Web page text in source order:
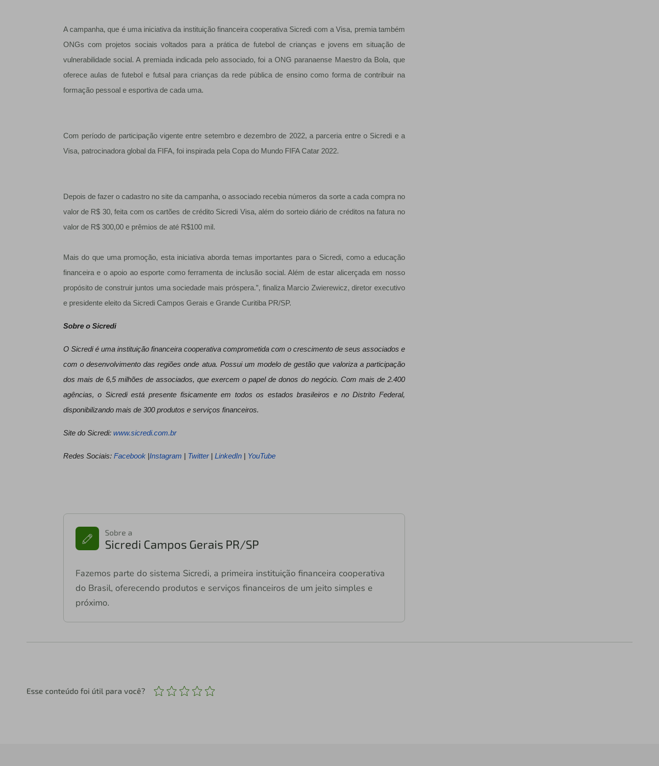
A campanha, que é uma iniciativa da instituição financeira cooperativa Sicredi com a Visa, premia também
ONGs com projetos sociais voltados para a prática de futebol de crianças e jovens em situação de
vulnerabilidade social. A premiada indicada pelo associado, foi a ONG paranaense Maestro da Bola, que
oferece aulas de futebol e futsal para crianças da rede pública de ensino como forma de contribuir na
formação pessoal e esportiva de cada uma.
Com período de participação vigente entre setembro e dezembro de 2022, a parceria entre o Sicredi e a
Visa, patrocinadora global da FIFA, foi inspirada pela Copa do Mundo FIFA Catar 2022.
Depois de fazer o cadastro no site da campanha, o associado recebia números da sorte a cada compra no
valor de R$ 30, feita com os cartões de crédito Sicredi Visa, além do sorteio diário de créditos na fatura no
valor de R$ 300,00 e prêmios de até R$100 mil.
Mais do que uma promoção, esta iniciativa aborda temas importantes para o Sicredi, como a educação
financeira e o apoio ao esporte como ferramenta de inclusão social. Além de estar alicerçada em nosso
propósito de construir juntos uma sociedade mais próspera.”, finaliza Marcio Zwierewicz, diretor executivo
e presidente eleito da Sicredi Campos Gerais e Grande Curitiba PR/SP.
Sobre o Sicredi
O Sicredi é uma instituição financeira cooperativa comprometida com o crescimento de seus associados e
com o desenvolvimento das regiões onde atua. Possui um modelo de gestão que valoriza a participação
dos mais de 6,5 milhões de associados, que exercem o papel de donos do negócio. Com mais de 2.400
agências, o Sicredi está presente fisicamente em todos os estados brasileiros e no Distrito Federal,
disponibilizando mais de 300 produtos e serviços financeiros.
Site do Sicredi:www.sicredi.com.br
Redes Sociais:Facebook|Instagram | Twitter| LinkedIn| YouTube
Sobre a
Sicredi Campos Gerais PR/SP
Fazemos parte do sistema Sicredi, a primeira instituição financeira cooperativa
do Brasil, oferecendo produtos e serviços financeiros de um jeito simples e
próximo.
Esse conteúdo foi útil para você?